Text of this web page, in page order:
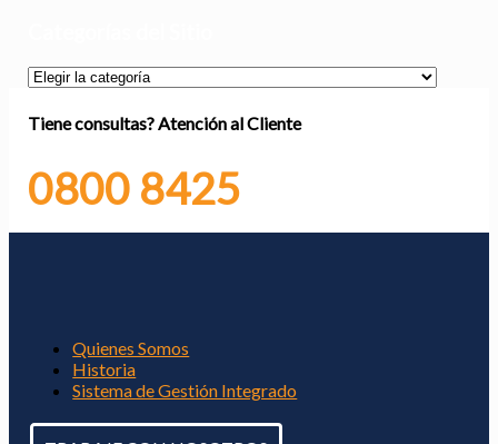
Categorías
Sitio
Tiene consultas? Atención al Cliente
0800 8425
Quienes Somos
Historia
Sistema de Gestión Integrado